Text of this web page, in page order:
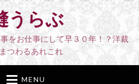
うらぶ
をお仕事にして早３０年！？洋裁
つわるあれこれ
MENU